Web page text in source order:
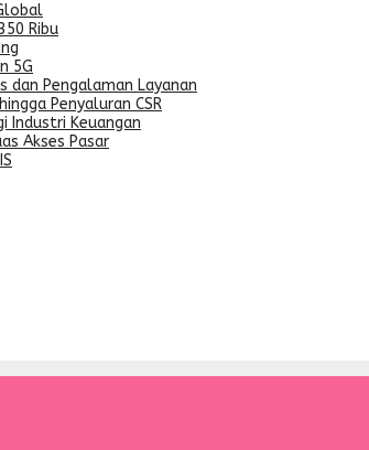
Ribu
5G
dan Pengalaman Layanan
Penyaluran CSR
Industri Keuangan
Akses Pasar